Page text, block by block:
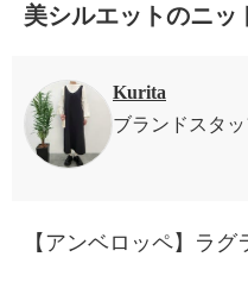
美シルエットのニッ
Kurita
ブランドスタッ
【アンベロッペ】ラ